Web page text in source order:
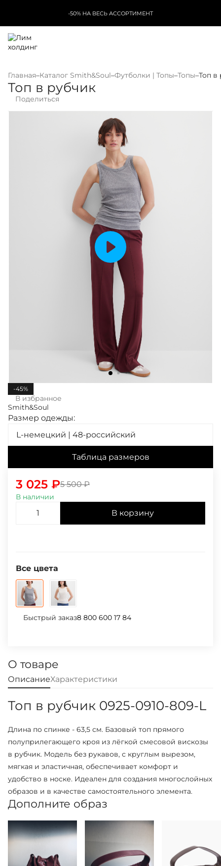
-50% НА ВЕСЬ АССОРТИМЕНТ
Главная–Каталог Smith&Soul–Футболки | Топы–Топы–Топ в
Топ в рубчик
Поделиться
-45%
В избранное
Smith&Soul
Размер одежды:
L-немецкий | 48-российский
Таблица размеров
5 500₽
3 025 ₽
В наличии
В корзину
Все цвета
Быстрый заказ8 800 600 17 84
О товаре
ОписаниеХарактеристики
Топ в рубчик 0925-0910-809-L
Длина по спинке - 63,5 см. Базовый топ прямого
полуприлегающего кроя из лёгкой смесовой вискозы
в рубчик. Модель без рукавов, с круглым вырезом,
мягкая и эластичная, обеспечивает комфорт и
удобство в носке. Идеален для создания многослойных
образов и в качестве самостоятельного элемента.
Дополните образ